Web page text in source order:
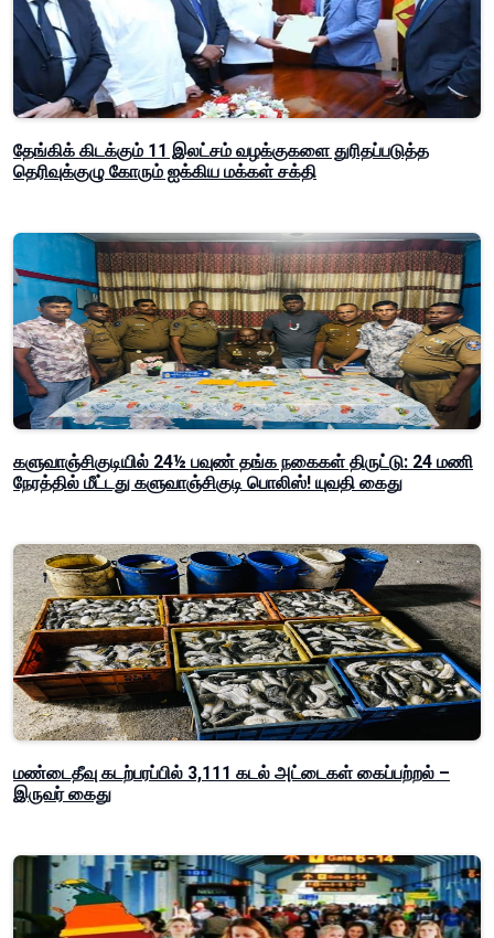
தேங்கிக் கிடக்கும் 11 இலட்சம் வழக்குகளை துரிதப்படுத்த
தெரிவுக்குழு கோரும் ஐக்கிய மக்கள் சக்தி
களுவாஞ்சிகுடியில் 24½ பவுண் தங்க நகைகள் திருட்டு: 24 மணி
நேரத்தில் மீட்டது களுவாஞ்சிகுடி பொலிஸ்! யுவதி கைது
மண்டைதீவு கடற்பரப்பில் 3,111 கடல் அட்டைகள் கைப்பற்றல் –
இருவர் கைது